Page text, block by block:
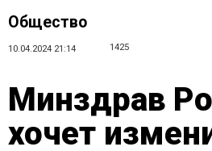
Общество
10.04.2024 21:14 1425
Минздрав
хочет